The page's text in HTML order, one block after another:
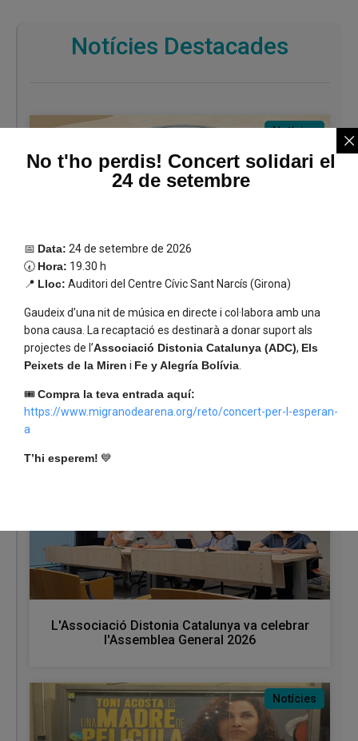
Notícies Destacades
Notícies
La Penya Runners Espanyol fa una donació
solidària a l´ADC
La Vuelta oferirà un concert solidari a Girona
aquest setembre
L'Associació Distonia Catalunya va celebrar
l'Assemblea General 2026
Notícies
No t'ho perdis! Concert solidari el
24 de setembre
📅 Data: 24 de setembre de 2026
🕢 Hora: 19.30 h
📍 Lloc: Auditori del Centre Cívic Sant Narcís (Girona)
Gaudeix d’una nit de música en directe i col·labora amb una
bona causa. La recaptació es destinarà a donar suport als
projectes de l’Associació Distonia Catalunya (ADC), Els
Peixets de la Miren i Fe y Alegría Bolívia
🎟️Compra la teva entrada aquí:
https://www.migranodearena.org/reto/concert-per-l-esperan-
a
T’hi esperem! 💙